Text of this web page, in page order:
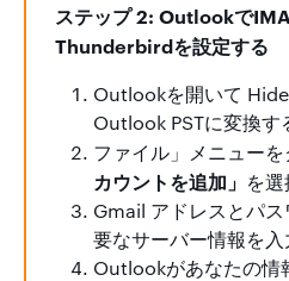
ステップ 2: Outlookで
Thunderbirdを設定する
Outlookを開いて
Outlook PSTに変換す
ファイル」メニューを
カウントを追加」 を選
Gmail アドレスとパ
要なサーバー情報を入
Outlookがあなたの情